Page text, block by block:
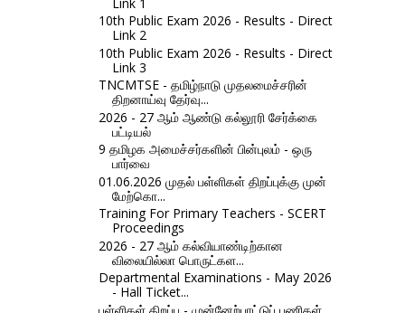
10th Public Exam 2026 - Results - Direct
Link 2
10th Public Exam 2026 - Results - Direct
Link 3
TNCMTSE - தமிழ்நாடு முதலமைச்சரின்
திறனாய்வு தேர்வு...
2026 - 27 ஆம் ஆண்டு கல்லூரி சேர்க்கை
பட்டியல்
9 தமிழக அமைச்சர்களின் பின்புலம் - ஒரு
பார்வை
01.06.2026 முதல் பள்ளிகள் திறப்புக்கு முன்
மேற்கொ...
Training For Primary Teachers - SCERT
Proceedings
2026 - 27 ஆம் கல்வியாண்டிற்கான
விலையில்லா பொருட்கள...
Departmental Examinations - May 2026
- Hall Ticket...
பள்ளிகள் திறப்பு - முன்னேற்பாட்டுப் பணிகள்